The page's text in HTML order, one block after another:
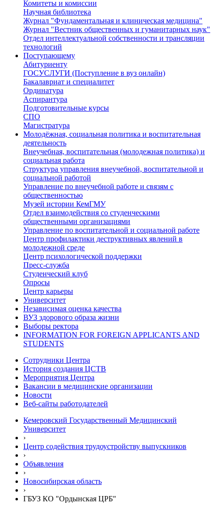
Комитеты и комиссии
Научная библиотека
Журнал "Фундаментальная и клиническая медицина"
Журнал "Вестник общественных и гуманитарных наук"
Отдел интеллектуальной собственности и трансляции
технологий
Поступающему
Абитуриенту
ГОСУСЛУГИ (Поступление в вуз онлайн)
Бакалавриат и специалитет
Ординатура
Аспирантура
Подготовительные курсы
СПО
Магистратура
Молодёжная, социальная политика и воспитательная
деятельность
Внеучебная, воспитательная (молодежная политика) и
социальная работа
Структура управления внеучебной, воспитательной и
социальной работой
Управление по внеучебной работе и связям с
общественностью
Музей истории КемГМУ
Отдел взаимодействия со студенческими
общественными организациями
Управление по воспитательной и социальной работе
Центр профилактики деструктивных явлений в
молодежной среде
Центр психологической поддержки
Пресс-служба
Студенческий клуб
Опросы
Центр карьеры
Университет
Независимая оценка качества
ВУЗ здорового образа жизни
Выборы ректора
INFORMATION FOR FOREIGN APPLICANTS AND
STUDENTS
Сотрудники Центра
История создания ЦСТВ
Мероприятия Центра
Вакансии в медицинские организации
Новости
Веб-сайты работодателей
Кемеровский Государственный Медицинский
Университет
›
Центр содействия трудоустройству выпускников
›
Объявления
›
Новосибирская область
›
ГБУЗ КО "Ордынская ЦРБ"